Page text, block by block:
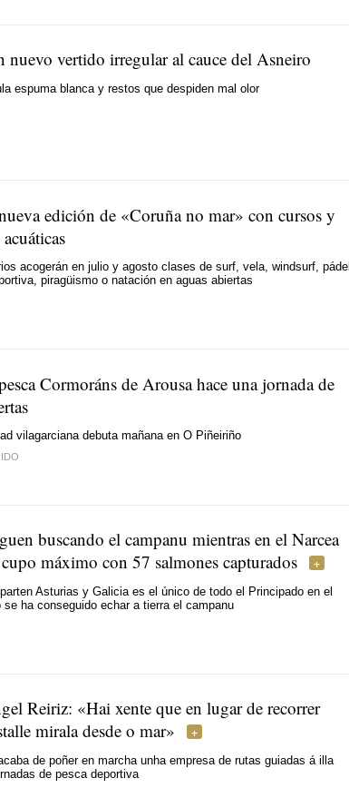
nuevo vertido irregular al cauce del Asneiro
espuma blanca y restos que despiden mal olor
edición de «Coruña no mar» con cursos y
acogerán en julio y agosto clases de surf, vela, windsurf, pádel
piragüismo o natación en aguas abiertas
Cormoráns de Arousa hace una jornada de
vilagarciana debuta mañana en O Piñeiriño
buscando el campanu mientras en el Narcea
máximo con 57 salmones capturados
Asturias y Galicia es el único de todo el Principado en el
ha conseguido echar a tierra el campanu
Reiriz: «Hai xente que en lugar de recorrer
mirala desde o mar»
de poñer en marcha unha empresa de rutas guiadas á illa
de pesca deportiva